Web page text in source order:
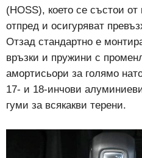
(HOSS), което се състои
отпред и осигуряват
Отзад стандартно е
връзки и пружини с
амортисьори за голямо
17- и 18-инчови
гуми за всякакви терени.